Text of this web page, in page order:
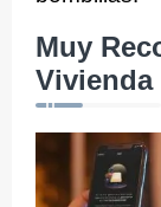
Muy
Vivienda